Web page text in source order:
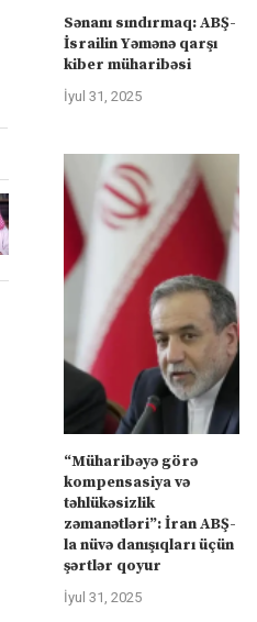
İsrail “Gideonun Arabaları”
əməliyyatı zəiflədikcə şimal
Sənanı sındırmaq: ABŞ-
İsrailin Yəmənə qarşı
kiber müharibəsi
İyul 31, 2025
“Müharibəyə görə
kompensasiya və
təhlükəsizlik
zəmanətləri”: İran ABŞ-
la nüvə danışıqları üçün
şərtlər qoyur
İyul 31, 2025